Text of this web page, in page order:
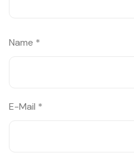
Name *
E-Mail *